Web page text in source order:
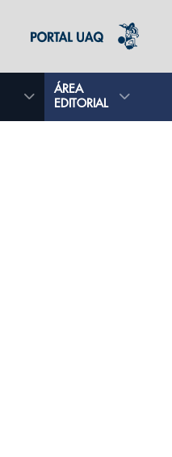
ÁREA
EDITORIAL